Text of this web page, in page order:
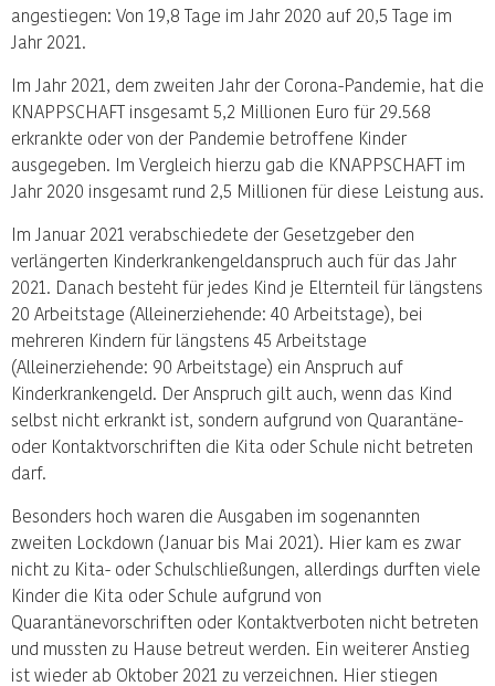
angestiegen: Von 19,8 Tage im Jahr 2020 auf 20,5 Tage im
Jahr 2021.
Im Jahr 2021, dem zweiten Jahr der Corona-Pandemie, hat die
KNAPPSCHAFT insgesamt 5,2 Millionen Euro für 29.568
erkrankte oder von der Pandemie betroffene Kinder
ausgegeben. Im Vergleich hierzu gab die KNAPPSCHAFT im
Jahr 2020 insgesamt rund 2,5 Millionen für diese Leistung aus.
Im Januar 2021 verabschiedete der Gesetzgeber den
verlängerten Kinderkrankengeldanspruch auch für das Jahr
2021. Danach besteht für jedes Kind je Elternteil für längstens
20 Arbeitstage (Alleinerziehende: 40 Arbeitstage), bei
mehreren Kindern für längstens 45 Arbeitstage
(Alleinerziehende: 90 Arbeitstage) ein Anspruch auf
Kinderkrankengeld. Der Anspruch gilt auch, wenn das Kind
selbst nicht erkrankt ist, sondern aufgrund von Quarantäne-
oder Kontaktvorschriften die Kita oder Schule nicht betreten
darf.
Besonders hoch waren die Ausgaben im sogenannten
zweiten Lockdown (Januar bis Mai 2021). Hier kam es zwar
nicht zu Kita- oder Schulschließungen, allerdings durften viele
Kinder die Kita oder Schule aufgrund von
Quarantänevorschriften oder Kontaktverboten nicht betreten
und mussten zu Hause betreut werden. Ein weiterer Anstieg
ist wieder ab Oktober 2021 zu verzeichnen. Hier stiegen